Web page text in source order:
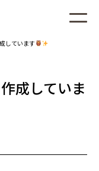
しています
成していま